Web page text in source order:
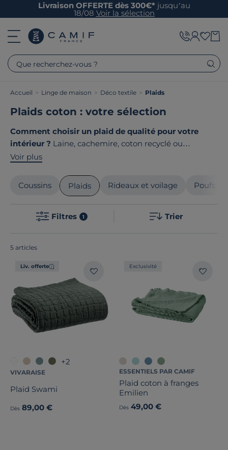
Livraison OFFERTE dès 300€* jusqu’au
18/08 Voir la sélection
Que recherchez-vous ?
Accueil > Linge de maison > Déco textile > Plaids
Plaids coton : votre sélection
Comment choisir un plaid de qualité pour votre
intérieur ? Laine, cachemire, coton recyclé ou
mohair ? Que votre plaid serve de jeté de canapé
cocooning, son choix mérite attention. Matières nobles,
finitions soignées, design contemporain, faites le choix
sont tousfabriqués en France ou en Europe!
Voir plus
Coussins Plaids Rideaux et voilage Poufs,
Filtres 1 Trier
5 articles
Liv. offerte
+2
VIVARAISE
Plaid Swami
Dès 89,00 €
Exclusivité
ESSENTIELS PAR CAMIF
Plaid coton à franges
Emilien
Dès 49,00 €
Dimension
Marque
Stock
Certifications et labels
Pays de fabrication